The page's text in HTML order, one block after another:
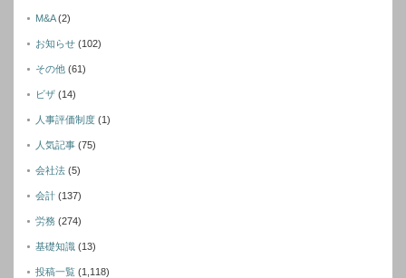
M&A(2)
お知らせ (102)
その他 (61)
ビザ (14)
人事評価制度 (1)
人気記事 (75)
会社法 (5)
会計 (137)
労務 (274)
基礎知識 (13)
投稿一覧 (1,118)